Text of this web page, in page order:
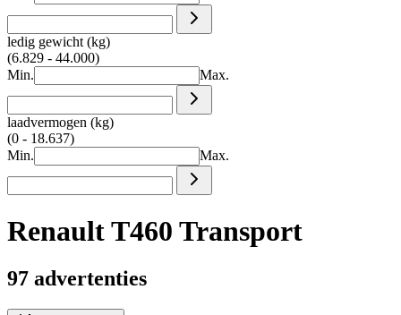
ledig gewicht (kg)
(6.829 - 44.000)
Min.
Max.
laadvermogen (kg)
(0 - 18.637)
Min.
Max.
Renault T460 Transport
97 advertenties